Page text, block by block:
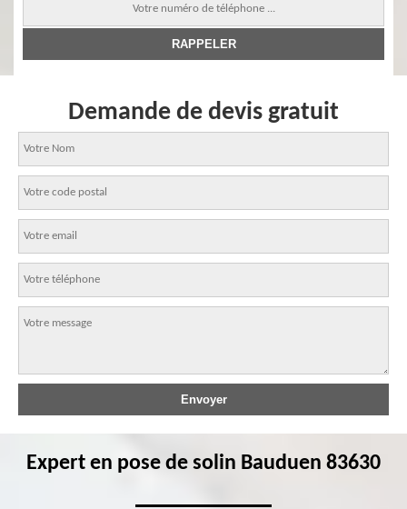
Demande de devis gratuit
Expert en pose de solin Bauduen 83630